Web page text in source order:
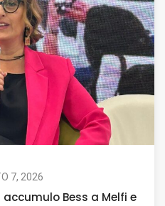
7, 2026
Bess a Melfi e